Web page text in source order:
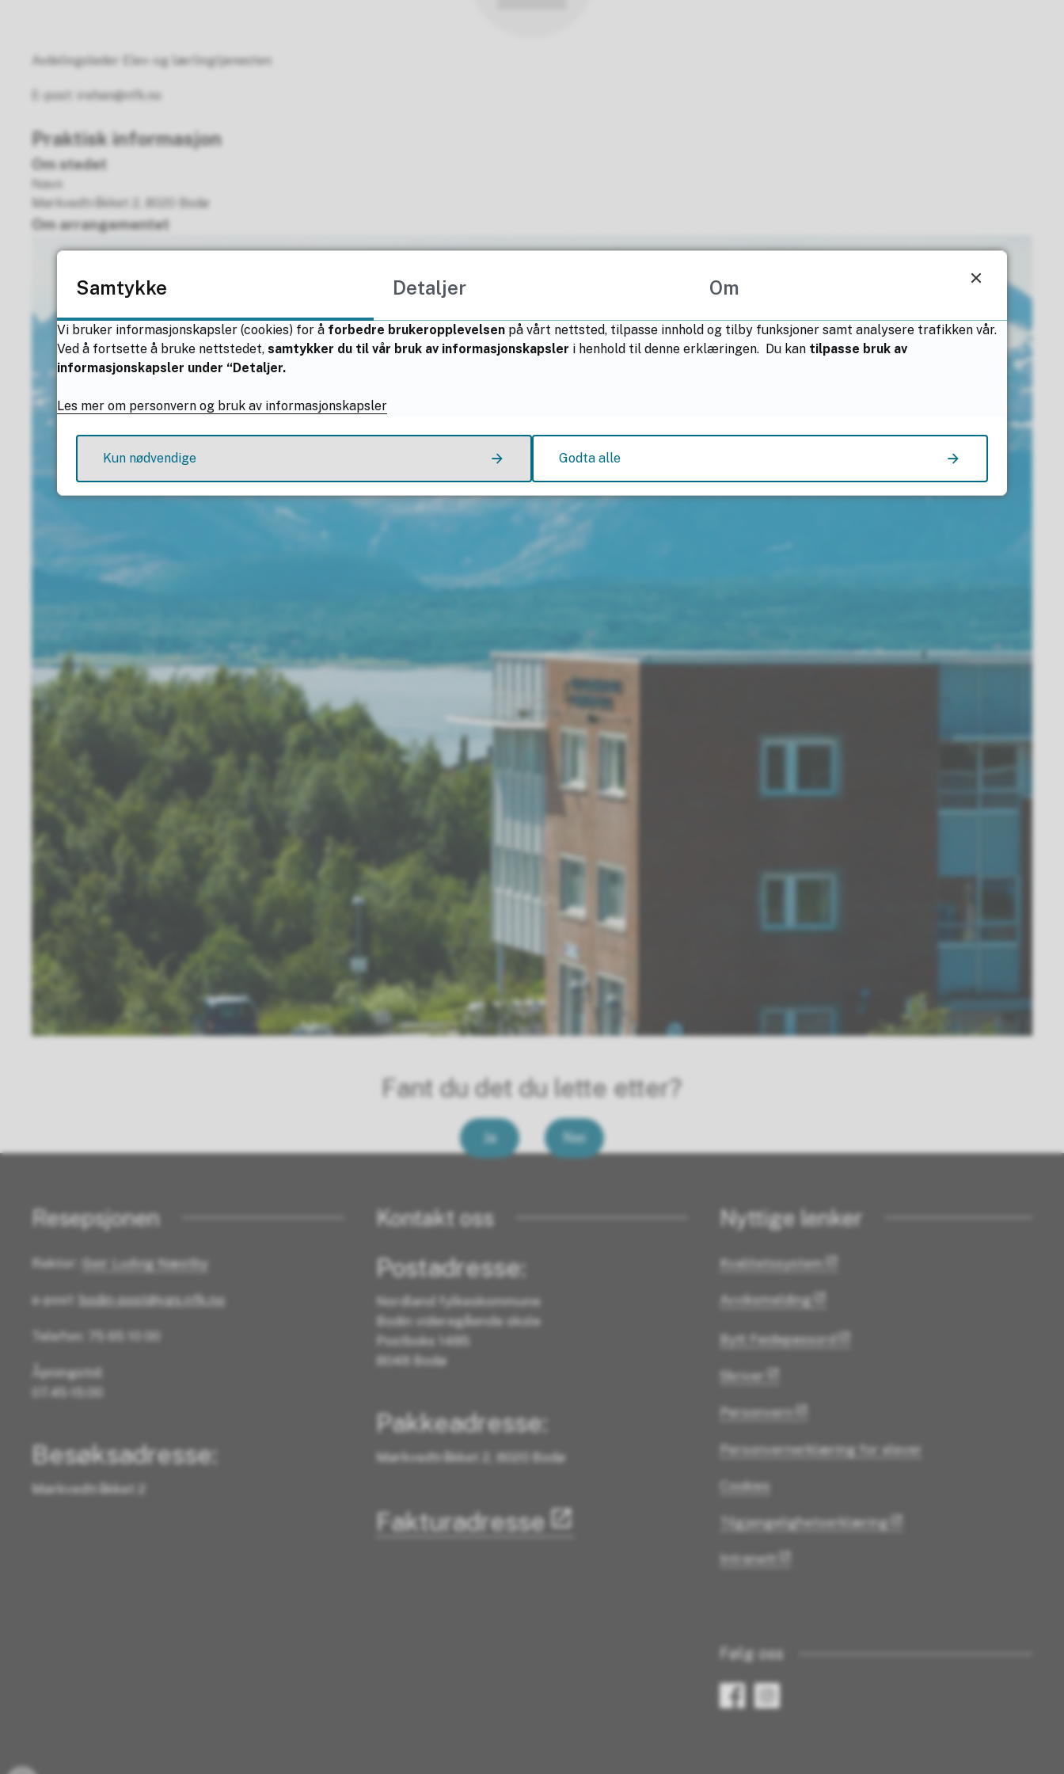
Avdelingsleder Elev- og lærlingtjenesten
E-post: irehan@nfk.no
Praktisk informasjon
Om stedet
Navn
Mørkvedtråkket 2, 8020 Bodø
Om arrangementet
e
Fant du det du lette etter?
Ja Nei
Resepsjonen
Rektor: Geir Ludvig Næstby
e-post: bodin-post@vgs.nfk.no
Telefon: 75 65 10 00
Åpningstid:
07.45-15:00
Besøksadresse:
Mørkvedtråkket 2
Kontakt oss
Postadresse:
Nordland fylkeskommune
Bodin videregående skole
Postboks 1485
8048 Bodø
Pakkeadresse:
Mørkvedtråkket 2, 8020 Bodø
Fakturadresse
Nyttige lenker
Kvalitetssystem
Avviksmelding
Bytt Feidepassord
Skriver
Personvern
Personvernerklæring for elever
Cookies
Tilgjengelighetserklæring
Intranett
Følg oss
Samtykke Detaljer Om
Vi bruker informasjonskapsler (cookies) for å forbedre brukeropplevelsen på vårt nettsted, tilpasse innhold og tilby funksjoner samt analysere trafikken vår.
Ved å fortsette å bruke nettstedet, samtykker du til vår bruk av informasjonskapsler i henhold til denne erklæringen. Du kan tilpasse bruk av
informasjonskapsler under “Detaljer.
Les mer om personvern og bruk av informasjonskapsler
Kun nødvendige Godta alle